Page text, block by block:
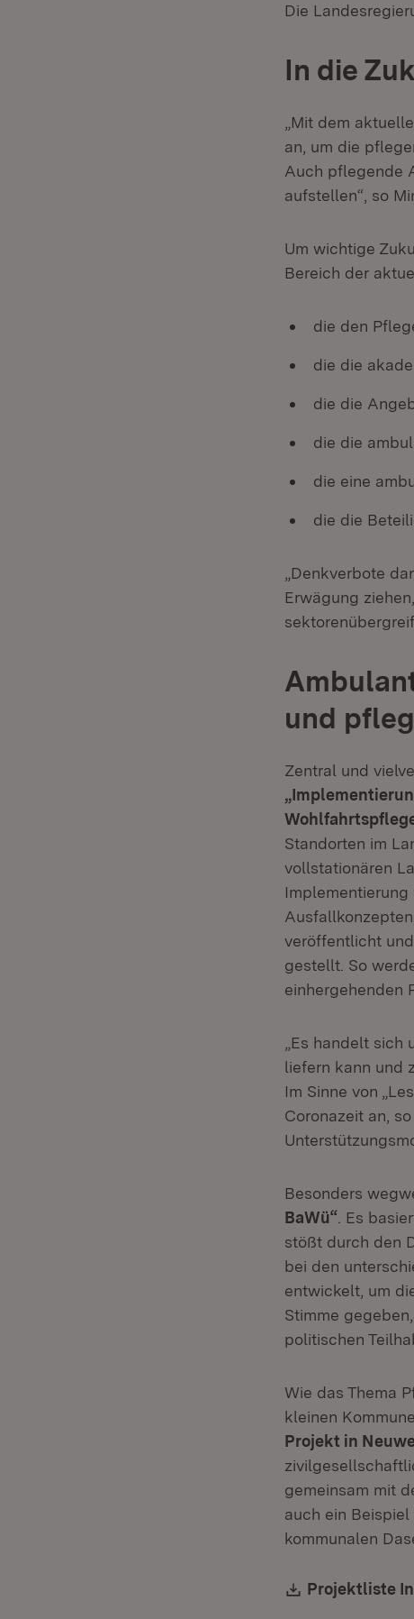
Die
In die
„Mit dem
an, um die
Auch pflegende
aufstellen“, so
Um wichtige
Bereich der
die den
die die
die die
die die
die eine
die die
„Denkverbote
Erwägung
und
Zentral und
Standorten im
vollstationären
veröffentlicht
gestellt. So
einhergehenden
„Es handelt
liefern kann und
Im Sinne von
Coronazeit an,
Besonders
BaWü“ . Es
stößt durch den
bei den
entwickelt, um
Stimme
politischen
Wie das Thema
kleinen
Projekt in
gemeinsam mit
auch ein
kommunalen
Download:
Projektliste